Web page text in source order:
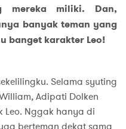
mereka miliki. Dan,
banyak teman yang
banget karakter Leo!
Selama syuting
Adipati Dolken
Leo. Nggak hanya di